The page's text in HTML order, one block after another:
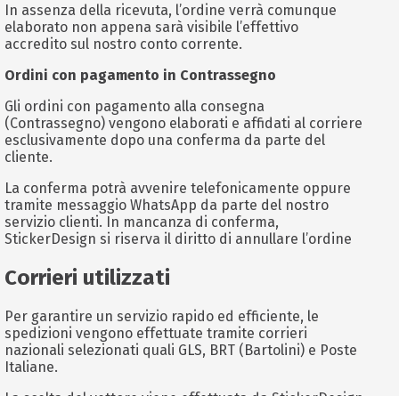
In assenza della ricevuta, l’ordine verrà comunque
elaborato non appena sarà visibile l’effettivo
accredito sul nostro conto corrente.
Ordini con pagamento in Contrassegno
Gli ordini con pagamento alla consegna
(Contrassegno) vengono elaborati e affidati al corriere
esclusivamente dopo una conferma da parte del
cliente.
La conferma potrà avvenire telefonicamente oppure
tramite messaggio WhatsApp da parte del nostro
servizio clienti. In mancanza di conferma,
StickerDesign si riserva il diritto di annullare l’ordine
Corrieri utilizzati
Per garantire un servizio rapido ed efficiente, le
spedizioni vengono effettuate tramite corrieri
nazionali selezionati quali GLS, BRT (Bartolini) e Poste
Italiane.